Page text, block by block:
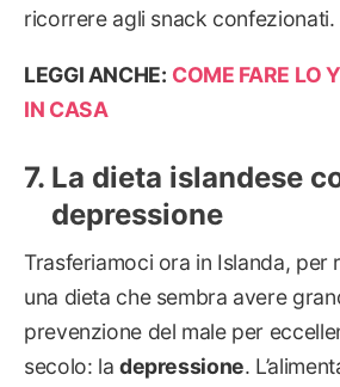
ricorrere agli snack confezionati.
LEGGI ANCHE: COME FARE LO
IN CASA
La dieta islandese
depressione
Trasferiamoci ora in Islanda, per
una dieta che sembra avere
prevenzione del male per
secolo: la depressione.